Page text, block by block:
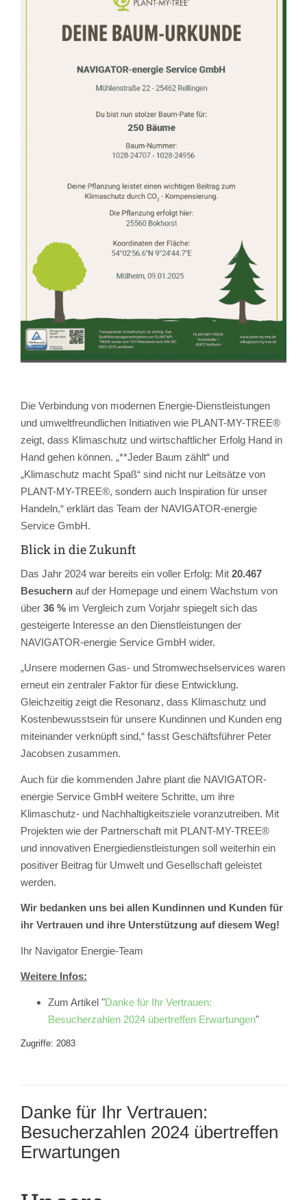
Die Verbindung von modernen Energie-Dienstleistungen
und umweltfreundlichen Initiativen wie PLANT-MY-TREE®
zeigt, dass Klimaschutz und wirtschaftlicher Erfolg Hand in
Hand gehen können. „**Jeder Baum zählt“ und
„Klimaschutz macht Spaß“ sind nicht nur Leitsätze von
PLANT-MY-TREE®, sondern auch Inspiration für unser
Handeln,“ erklärt das Team der NAVIGATOR-energie
Service GmbH.
Blick in die Zukunft
Das Jahr 2024 war bereits ein voller Erfolg: Mit 20.467
Besuchern auf der Homepage und einem Wachstum von
über 36 % im Vergleich zum Vorjahr spiegelt sich das
gesteigerte Interesse an den Dienstleistungen der
NAVIGATOR-energie Service GmbH wider.
„Unsere modernen Gas- und Stromwechselservices waren
erneut ein zentraler Faktor für diese Entwicklung.
Gleichzeitig zeigt die Resonanz, dass Klimaschutz und
Kostenbewusstsein für unsere Kundinnen und Kunden eng
miteinander verknüpft sind,“ fasst Geschäftsführer Peter
Jacobsen zusammen.
Auch für die kommenden Jahre plant die NAVIGATOR-
energie Service GmbH weitere Schritte, um ihre
Klimaschutz- und Nachhaltigkeitsziele voranzutreiben. Mit
Projekten wie der Partnerschaft mit PLANT-MY-TREE®
und innovativen Energiedienstleistungen soll weiterhin ein
positiver Beitrag für Umwelt und Gesellschaft geleistet
werden.
Wir bedanken uns bei allen Kundinnen und Kunden für
ihr Vertrauen und ihre Unterstützung auf diesem Weg!
Ihr Navigator Energie-Team
Weitere Infos:
Zum Artikel "Danke für Ihr Vertrauen:
Besucherzahlen 2024 übertreffen Erwartungen"
Zugriffe: 2083
Danke für Ihr Vertrauen:
Besucherzahlen 2024 übertreffen
Erwartungen